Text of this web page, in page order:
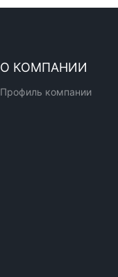
О КОМПАНИИ
Профиль компании